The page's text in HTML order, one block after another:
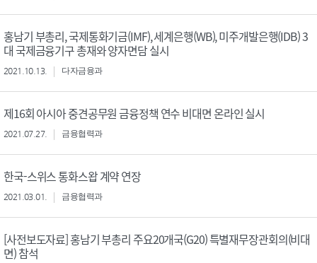
홍남기 부총리, 국제통화기금(IMF), 세계은행(WB), 미주개발은행(IDB) 3
대 국제금융기구 총재와 양자면담 실시
2021.10.13. 다자금융과
제16회 아시아 중견공무원 금융정책 연수 비대면 온라인 실시
2021.07.27. 금융협력과
한국-스위스 통화스왑 계약 연장
2021.03.01. 금융협력과
[사전보도자료] 홍남기 부총리 주요20개국(G20) 특별재무장관회의(비대
면) 참석